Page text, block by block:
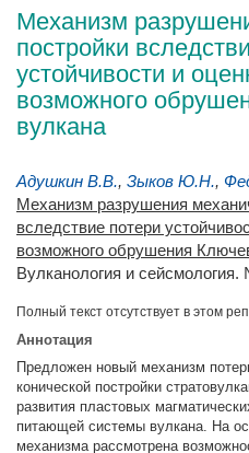
Механизм
постройки
устойчивости и
возможного
вулкана
Адушкин В.В., Зыков Ю.Н.,
Механизм разрушения
вследствие потери
возможного обрушения
Вулканология и
Полный текст отсутствует в этом
Аннотация
Предложен новый механизм
конической постройки
развития пластовых
питающей системы вулкана. На
механизма рассмотрена